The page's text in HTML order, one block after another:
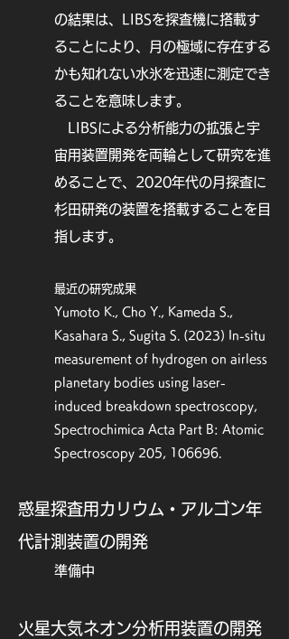
by crater distribution on Ryugu.
[4] Tatsumi, E., Kouyama, T.,
Suzuki, H., Yamada, M., Sakatani,
N., Kameda, S., ... & Tanabe, N.
(2019). Updated inflight
calibration of Hayabusa2's optical
navigation camera (ONC) for
cruise phase. Icarus, 325, 153-195.
[3] Tatsumi, E., Sugimoto, C., Riu,
L., Sugita, S., Nakamura, T., Hiroi,
body from bright surface boulders.
Nature Astronomy, 5, 39-45.
[2]Tatsumi, E., Sakatani, N., Riu, L.,
Matsuoka, M., Honda, R., Morota,
T., ... & Sugita, S. (2021b).
Spectrally blue hydrated parent
body of asteroid (162173) Ryugu.
Nature communications, 12(1), 1-
N., Yokota, Y., ... & Sugita, S.
optical navigation camera for the
extended mission phase of
の結果は、LIBSを探査機に搭載す
ることにより、月の極域に存在する
かも知れない水氷を迅速に測定でき
ることを意味します。
LIBSによる分析能力の拡張と宇
宙用装置開発を両輪として研究を進
めることで、2020年代の月探査に
杉田研発の装置を搭載することを目
指します。
最近の研究成果
Yumoto ​ K., Cho Y., Kameda S.,
Kasahara S., Sugita S.
(2023) In-situ
measurement of hydrogen on airless
planetary bodies using laser-
induced breakdown spectroscopy,
Spectrochimica Acta Part B: Atomic
Spectroscopy 205, 106696.
惑星探査用カリウム・アルゴン年
代計測装置の開発
準備中
​火星大気ネオン分析用装置の開発